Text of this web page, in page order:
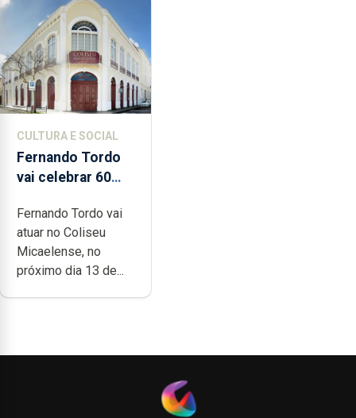
CULTURA E SOCIAL
Fernando Tordo
vai celebrar 60
no Coliseu
Micaelense
Fernando Tordo vai
atuar no Coliseu
Micaelense, no
próximo dia 13 de...